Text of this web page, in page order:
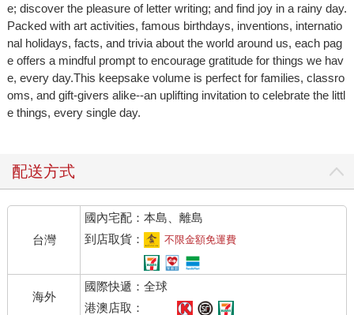
e; discover the pleasure of letter writing; and find joy in a rainy day.
Packed with art activities, famous birthdays, inventions, internatio
nal holidays, facts, and trivia about the world around us, each pag
e offers a mindful prompt to encourage gratitude for things we hav
e, every day.This keepsake volume is perfect for families, classro
oms, and gift-givers alike--an uplifting invitation to celebrate the littl
e things, every single day.
配送方式
台灣
國內宅配：本島、離島
到店取貨：
不限金額免運費
海外
國際快遞：全球
港澳店取：